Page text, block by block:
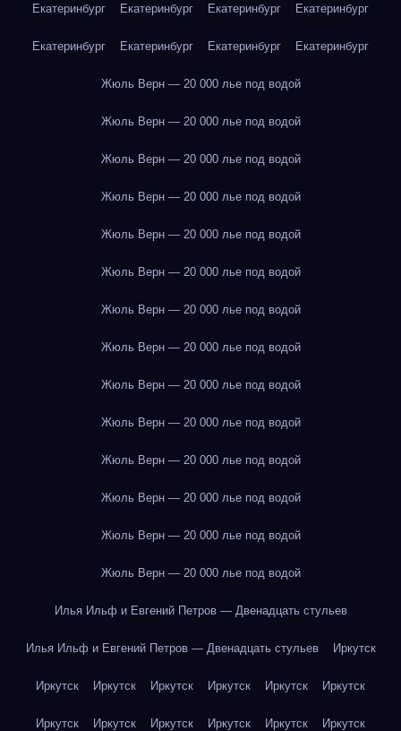
Екатеринбург Екатеринбург Екатеринбург Екатеринбург
Екатеринбург Екатеринбург Екатеринбург Екатеринбург
Жюль Верн — 20 000 лье под водой
Жюль Верн — 20 000 лье под водой
Жюль Верн — 20 000 лье под водой
Жюль Верн — 20 000 лье под водой
Жюль Верн — 20 000 лье под водой
Жюль Верн — 20 000 лье под водой
Жюль Верн — 20 000 лье под водой
Жюль Верн — 20 000 лье под водой
Жюль Верн — 20 000 лье под водой
Жюль Верн — 20 000 лье под водой
Жюль Верн — 20 000 лье под водой
Жюль Верн — 20 000 лье под водой
Жюль Верн — 20 000 лье под водой
Жюль Верн — 20 000 лье под водой
Илья Ильф и Евгений Петров — Двенадцать стульев
Илья Ильф и Евгений Петров — Двенадцать стульев Иркутск
Иркутск Иркутск Иркутск Иркутск Иркутск Иркутск
Иркутск Иркутск Иркутск Иркутск Иркутск Иркутск